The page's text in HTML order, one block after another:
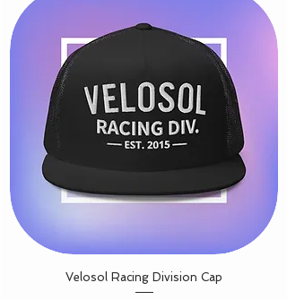
Velosol Racing Division Cap